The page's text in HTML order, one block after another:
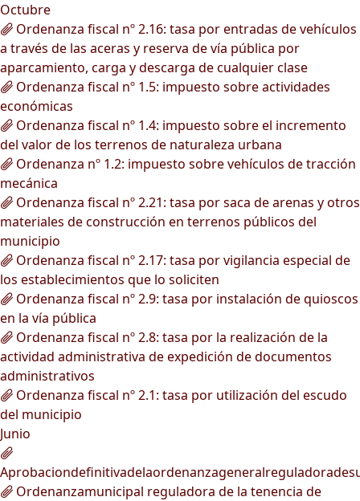
Octubre
Ordenanza fiscal nº 2.16: tasa por entradas de vehículos
a través de las aceras y reserva de vía pública por
aparcamiento, carga y descarga de cualquier clase
Ordenanza fiscal nº 1.5: impuesto sobre actividades
económicas
Ordenanza fiscal nº 1.4: impuesto sobre el incremento
del valor de los terrenos de naturaleza urbana
Ordenanza nº 1.2: impuesto sobre vehículos de tracción
mecánica
Ordenanza fiscal nº 2.21: tasa por saca de arenas y otros
materiales de construcción en terrenos públicos del
municipio
Ordenanza fiscal nº 2.17: tasa por vigilancia especial de
los establecimientos que lo soliciten
Ordenanza fiscal nº 2.9: tasa por instalación de quioscos
en la vía pública
Ordenanza fiscal nº 2.8: tasa por la realización de la
actividad administrativa de expedición de documentos
administrativos
Ordenanza fiscal nº 2.1: tasa por utilización del escudo
del municipio
Junio
Ordenanzamunicipal reguladora de la tenencia de